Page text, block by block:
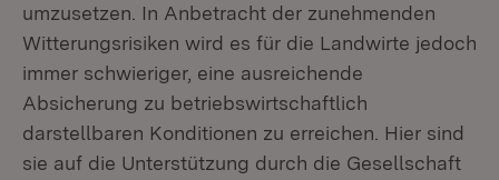
umzusetzen. In Anbetracht der zunehmenden
Witterungsrisiken wird es für die Landwirte jedoch
immer schwieriger, eine ausreichende
Absicherung zu betriebswirtschaftlich
darstellbaren Konditionen zu erreichen. Hier sind
sie auf die Unterstützung durch die Gesellschaft